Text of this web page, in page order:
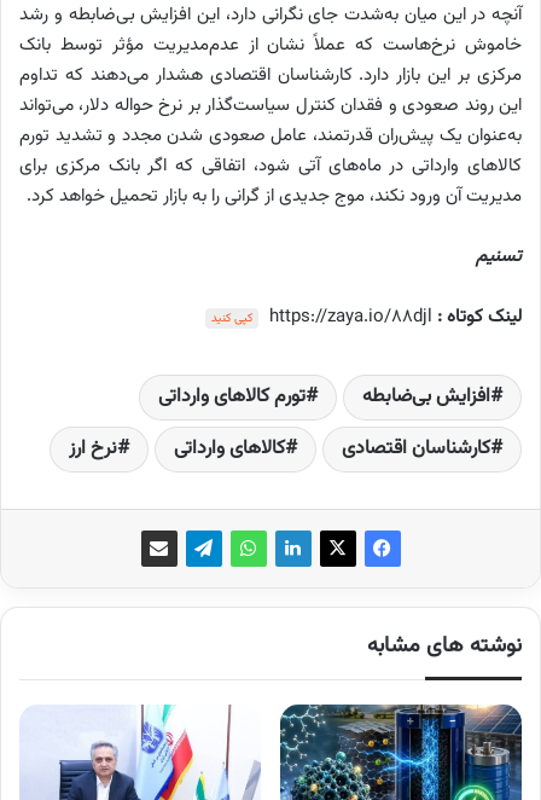
آنچه در این میان به‌شدت جای نگرانی دارد، این افزایش بی‌ضابطه و رشد
خاموش نرخ‌هاست که عملاً نشان از عدم‌مدیریت مؤثر توسط بانک
مرکزی بر این بازار دارد. کارشناسان اقتصادی هشدار می‌دهند که تداوم
این روند صعودی و فقدان کنترل سیاست‌گذار بر نرخ حواله دلار، می‌تواند
به‌عنوان یک پیش‌ران قدرتمند، عامل صعودی شدن مجدد و تشدید تورم
کالاهای وارداتی در ماه‌های آتی شود، اتفاقی که اگر بانک مرکزی برای
مدیریت آن ورود نکند، موج جدیدی از گرانی را به بازار تحمیل خواهد کرد.
تسنیم
لینک کوتاه : https://zaya.io/88djl کپی کنید
افزایش بی‌ضابطه
تورم کالاهای وارداتی
کارشناسان اقتصادی
کالاهای وارداتی نرخ ارز
نوشته های مشابه